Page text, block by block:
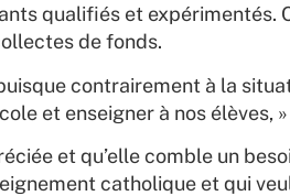
qualifiés et
de fonds.
contrairement à la
et enseigner à nos élèves,
et qu’elle comble un
catholique et qui